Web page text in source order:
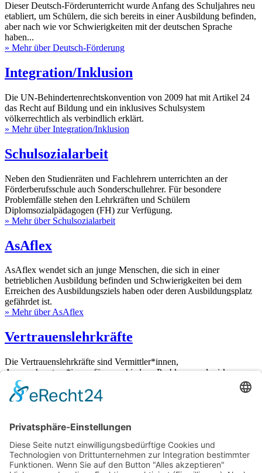
Dieser Deutsch-Förderunterricht wurde Anfang des Schuljahres neu
etabliert, um Schülern, die sich bereits in einer Ausbildung befinden,
aber nach wie vor Schwierigkeiten mit der deutschen Sprache
haben...
» Mehr über Deutsch-Förderung
Integration/Inklusion
Die UN-Behindertenrechtskonvention von 2009 hat mit Artikel 24
das Recht auf Bildung und ein inklusives Schulsystem
völkerrechtlich als verbindlich erklärt.
» Mehr über Integration/Inklusion
Schulsozialarbeit
Neben den Studienräten und Fachlehrern unterrichten an der
Förderberufsschule auch Sonderschullehrer. Für besondere
Problemfälle stehen den Lehrkräften und Schülern
Diplomsozialpädagogen (FH) zur Verfügung.
» Mehr über Schulsozialarbeit
AsAflex
AsAflex wendet sich an junge Menschen, die sich in einer
betrieblichen Ausbildung befinden und Schwierigkeiten bei dem
Erreichen des Ausbildungsziels haben oder deren Ausbildungsplatz
gefährdet ist.
» Mehr über AsAflex
Vertrauenslehrkräfte
Die Vertrauenslehrkräfte sind Vermittler*innen,
Ansprechpartner*innen für verschiedene Probleme und wirken
beratend.
» Mehr über Vertrauenslehrkräfte
Adolf-Kolping-Berufsschule München
Am Oberwiesenfeld 10